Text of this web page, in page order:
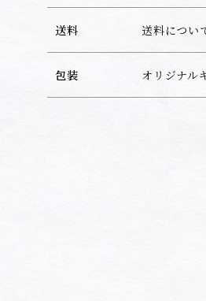
送料 送料につい
包装 オリジナル